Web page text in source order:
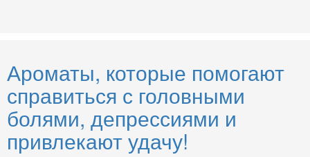
Ароматы, которые помогают
справиться с головными
болями, депрессиями и
привлекают удачу!